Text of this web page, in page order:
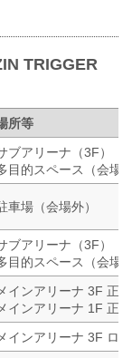
TRIGGER
所等
ブアリーナ（3F）
目的スペース（会場
車場（会場外）
ブアリーナ（3F）
目的スペース（会場
インアリーナ 3F 正
インアリーナ 1F 正
インアリーナ 3F ロ